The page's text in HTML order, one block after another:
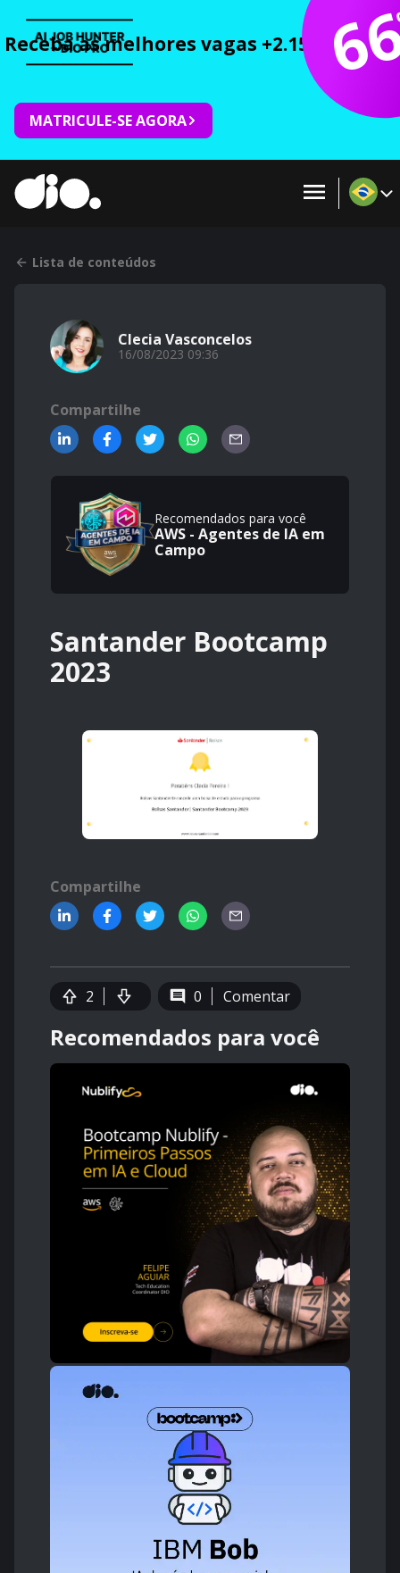
Receba as melhores vagas +2.150 cursos
MATRICULE-SE AGORA
Lista de conteúdos
Clecia Vasconcelos
16/08/2023 09:36
Compartilhe
Recomendados para você
AWS - Agentes de IA em
Campo
Santander Bootcamp
2023
Compartilhe
2 0 Comentar
Recomendados para você